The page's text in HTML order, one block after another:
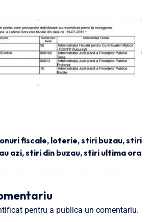
fiscale, loterie,stiri buzau,stiri
azi,stiri din buzau,stiri ultima ora
pentru a publica un comentariu.